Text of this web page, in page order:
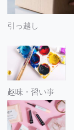
引っ越し
趣味・習い事